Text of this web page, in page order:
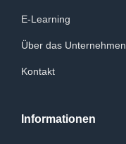
E-Learning
Über das Unternehmen
Kontakt
Informationen